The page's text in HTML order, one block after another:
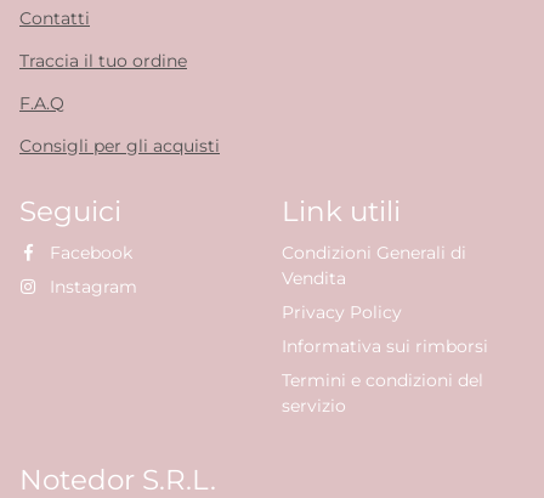
Contatti
Traccia il tuo ordine
F.A.Q
Consigli per gli acquisti
Seguici
Facebook
Instagram
Link utili
Condizioni Generali di
Vendita
Privacy Policy
Informativa sui rimborsi
Termini e condizioni del
servizio
Notedor S.R.L.